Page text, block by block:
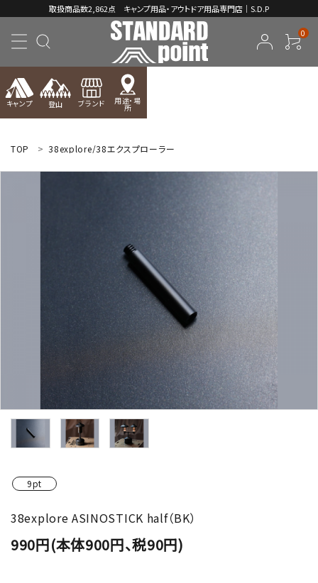
取扱商品数2,862点 キャンプ用品・アウトドア用品専門店｜S.D.P
0
キャンプ 登山 ブランド 用途・場
所
ようこそ ゲスト 様
TOP 38explore/38エクスプローラー
9pt
38explore ASINOSTICK half（BK）
990円(本体900円、税90円)